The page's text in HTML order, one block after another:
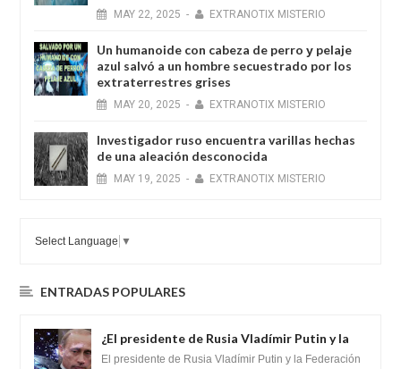
MAY 22, 2025 - EXTRANOTIX MISTERIO
Un humanoide con cabeza de perro у pelaje
azul salvó a un hombre secuestrado por los
extraterrestres grises
MAY 20, 2025 - EXTRANOTIX MISTERIO
Investigador ruso encuentra varillas hechas
de una aleación desconocida
MAY 19, 2025 - EXTRANOTIX MISTERIO
Select Language ▼
ENTRADAS POPULARES
¿El presidente de Rusia Vladímir Putin y la
Federación Galactica han firmado un
El presidente de Rusia Vladímir Putin y la Federación